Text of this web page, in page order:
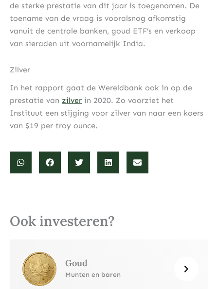
de sterke prestatie van dit jaar is toegenomen. De
toename van de vraag is vooralsnog afkomstig
vanuit de centrale banken, goud ETF’s en verkoop
van sieraden uit voornamelijk India.
Zilver
In het rapport gaat de Wereldbank ook in op de
prestatie van zilver in 2020. Zo voorziet het
Instituut een stijging voor zilver van naar een koers
van $19 per troy ounce.
Ook investeren?
Goud
Munten en baren